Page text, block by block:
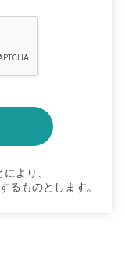
より、
るものとします。